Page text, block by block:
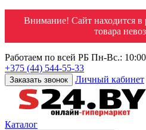
Внимание! Сайт находится в
товара
Работаем по всей РБ Пн-Вс.:
+375 (44) 544-55-33
Заказать звонок Личный кабинет
Каталог